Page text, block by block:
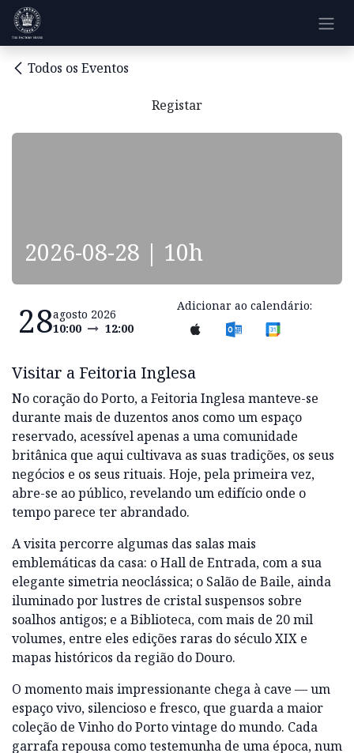
Pular para o conteúdo
Todos os Eventos
Registar
2026-08-28 | 10h
28agosto 2026
10:00
12:00
Adicionar ao calendário:
Visitar a Feitoria Inglesa
No coração do Porto, a Feitoria Inglesa manteve-se
durante mais de duzentos anos como um espaço
reservado, acessível apenas a uma comunidade
britânica que aqui cultivava as suas tradições, os seus
negócios e os seus rituais. Hoje, pela primeira vez,
abre-se ao público, revelando um edifício onde o
tempo parece ter abrandado.
A visita percorre algumas das salas mais
emblemáticas da casa: o Hall de Entrada, com a sua
elegante simetria neoclássica; o Salão de Baile, ainda
iluminado por lustres de cristal suspensos sobre
soalhos antigos; e a Biblioteca, com mais de 20 mil
volumes, entre eles edições raras do século XIX e
mapas históricos da região do Douro.
O momento mais impressionante chega à cave — um
espaço vivo, silencioso e fresco, que guarda a maior
coleção de Vinho do Porto vintage do mundo. Cada
garrafa repousa como testemunha de uma época, num